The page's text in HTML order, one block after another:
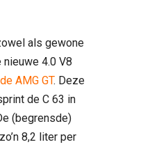
als gewone
4.0 V8
AMG GT. Deze
de C 63 in
(begrensde)
8,2 liter per